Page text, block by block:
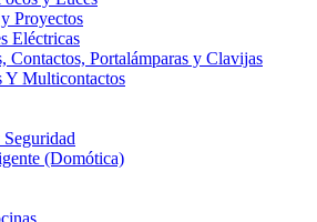
Proyectos
Eléctricas
Contactos, Portalámparas y Clavijas
Y Multicontactos
(Domótica)